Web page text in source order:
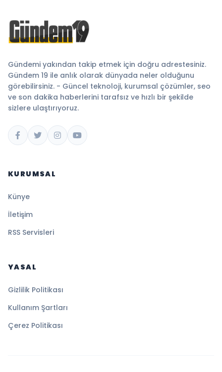
Gündemi yakından takip etmek için doğru adrestesiniz.
Gündem 19 ile anlık olarak dünyada neler olduğunu
görebilirsiniz. - Güncel teknoloji, kurumsal çözümler, seo
ve son dakika haberlerini tarafsız ve hızlı bir şekilde
sizlere ulaştırıyoruz.
KURUMSAL
Künye
İletişim
RSS Servisleri
YASAL
Gizlilik Politikası
Kullanım Şartları
Çerez Politikası